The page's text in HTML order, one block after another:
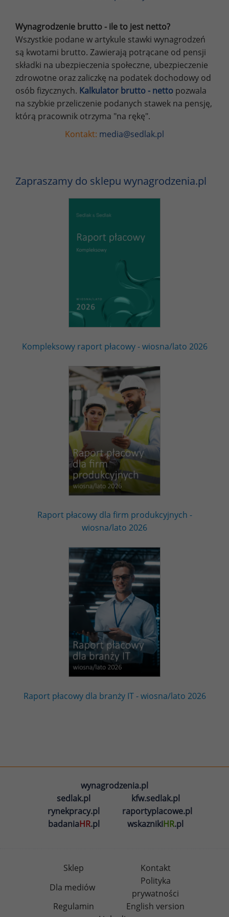
Wynagrodzenie brutto - ile to jest netto?
Wszystkie podane w artykule stawki wynagrodzeń
są kwotami brutto. Zawierają potrącane od pensji
składki na ubezpieczenia społeczne, ubezpieczenie
zdrowotne oraz zaliczkę na podatek dochodowy od
osób fizycznych. Kalkulator brutto - netto pozwala
na szybkie przeliczenie podanych stawek na pensję,
którą pracownik otrzyma "na rękę".
Kontakt: media@sedlak.pl
Zapraszamy do sklepu wynagrodzenia.pl
Kompleksowy raport płacowy - wiosna/lato 2026
Raport płacowy dla firm produkcyjnych -
wiosna/lato 2026
Raport płacowy dla branży IT - wiosna/lato 2026
wynagrodzenia.pl
sedlak.pl
kfw.sedlak.pl
rynekpracy.pl
raportyplacowe.pl
badaniaHR.pl wskaznikiHR.pl
Sklep
Kontakt
Dla mediów
Polityka
prywatności
Regulamin
English version